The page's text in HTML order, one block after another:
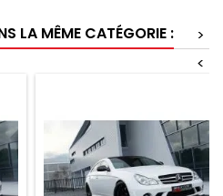
LA MÊME CATÉGORIE :
>
<